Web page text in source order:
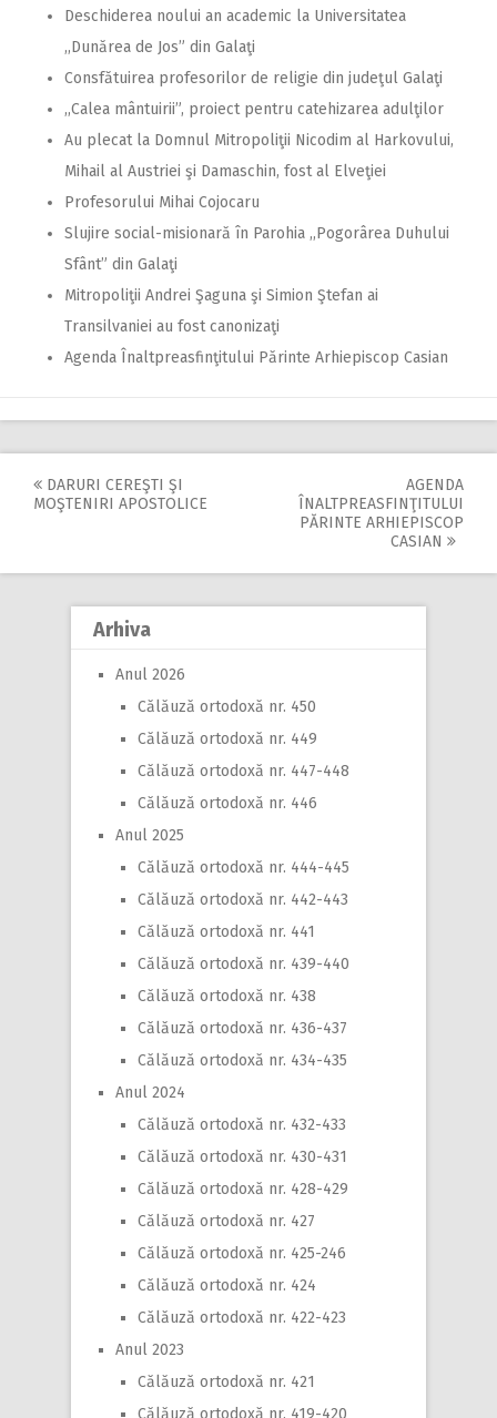
Deschiderea noului an academic la Universitatea
,,Dunărea de Jos” din Galaţi
Consfătuirea profesorilor de religie din judeţul Galaţi
,,Calea mântuirii”, proiect pentru catehizarea adulţilor
Au plecat la Domnul Mitropoliţii Nicodim al Harkovului,
Mihail al Austriei şi Damaschin, fost al Elveţiei
Profesorului Mihai Cojocaru
Slujire social-misionară în Parohia ,,Pogorârea Duhului
Sfânt” din Galaţi
Mitropoliţii Andrei Şaguna şi Simion Ştefan ai
Transilvaniei au fost canonizaţi
Agenda Înaltpreasfinţitului Părinte Arhiepiscop Casian
Post
DARURI CEREŞTI ŞI
MOŞTENIRI APOSTOLICE
AGENDA
ÎNALTPREASFINŢITULUI
PĂRINTE ARHIEPISCOP
CASIAN
Arhiva
Anul 2026
Călăuză ortodoxă nr. 450
Călăuză ortodoxă nr. 449
Călăuză ortodoxă nr. 447-448
Călăuză ortodoxă nr. 446
Anul 2025
Călăuză ortodoxă nr. 444-445
Călăuză ortodoxă nr. 442-443
Călăuză ortodoxă nr. 441
Călăuză ortodoxă nr. 439-440
Călăuză ortodoxă nr. 438
Călăuză ortodoxă nr. 436-437
Călăuză ortodoxă nr. 434-435
Anul 2024
Călăuză ortodoxă nr. 432-433
Călăuză ortodoxă nr. 430-431
Călăuză ortodoxă nr. 428-429
Călăuză ortodoxă nr. 427
Călăuză ortodoxă nr. 425-246
Călăuză ortodoxă nr. 424
Călăuză ortodoxă nr. 422-423
Anul 2023
Călăuză ortodoxă nr. 421
Călăuză ortodoxă nr. 419-420